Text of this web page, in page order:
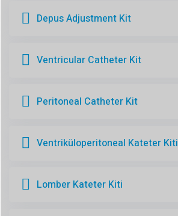
Depus Adjustment Kit
Ventricular Catheter Kit
Peritoneal Catheter Kit
Ventriküloperitoneal Kateter Kiti
Lomber Kateter Kiti